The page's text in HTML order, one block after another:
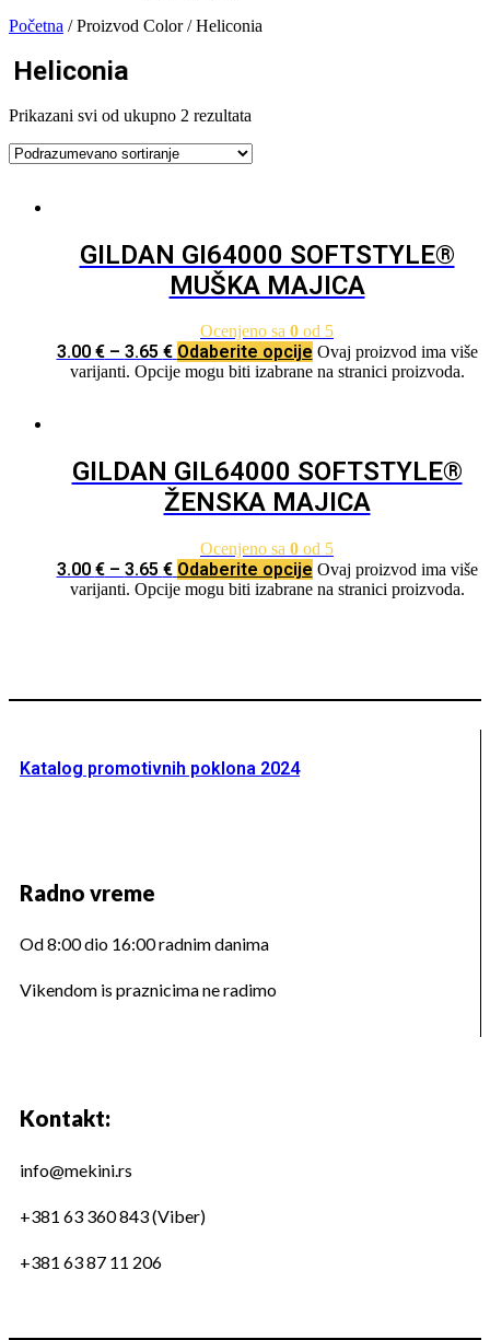
Početna / Proizvod Color / Heliconia
Heliconia
Prikazani svi od ukupno 2 rezultata
GILDAN GI64000 SOFTSTYLE®
MUŠKA MAJICA
Ocenjeno sa 0 od 5
3.00 €– 3.65 € Odaberite opcije Ovaj proizvod ima više
varijanti. Opcije mogu biti izabrane na stranici proizvoda.
GILDAN GIL64000 SOFTSTYLE®
ŽENSKA MAJICA
Ocenjeno sa 0 od 5
3.00 €– 3.65 € Odaberite opcije Ovaj proizvod ima više
varijanti. Opcije mogu biti izabrane na stranici proizvoda.
Katalog promotivnih poklona 2024
Radno vreme
Od 8:00 dio 16:00 radnim danima
Vikendom is praznicima ne radimo
Kontakt:
info@mekini.rs
+381 63 360 843 (Viber)
+381 63 87 11 206